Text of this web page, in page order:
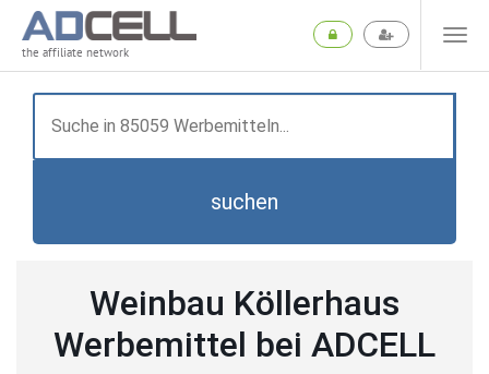
the affiliate network
suchen
Weinbau Köllerhaus
Werbemittel bei ADCELL